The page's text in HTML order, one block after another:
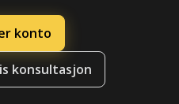
konto
konsultasjon